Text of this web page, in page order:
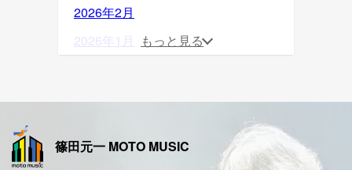
2026年2月
2026年1月
2025年9月
もっと見る
篠田元一 MOTO MUSIC